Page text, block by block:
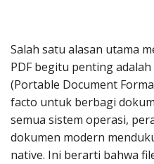
Salah satu alasan utama
PDF begitu penting
(Portable Document
facto untuk berbagi
semua sistem operasi,
dokumen modern
native. Ini berarti bahwa